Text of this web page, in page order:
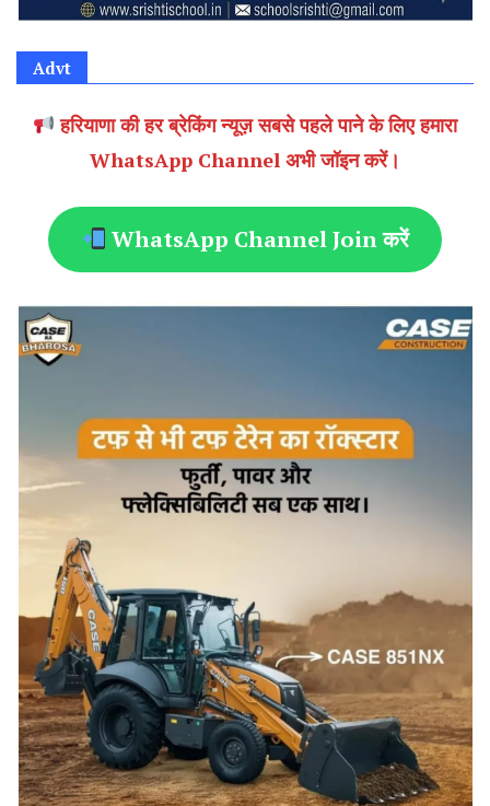
Advt
हरियाणा की हर ब्रेकिंग न्यूज़ सबसे पहले पाने के लिए हमारा
WhatsApp Channel अभी जॉइन करें।
WhatsApp Channel Join करें